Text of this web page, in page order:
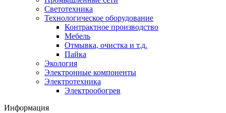
Светотехника
Технологическое оборудование
Контрактное производство
Мебель
Отмывка, очистка и т.д.
Пайка
Экология
Электронные компоненты
Электротехника
Электрообогрев
Информация